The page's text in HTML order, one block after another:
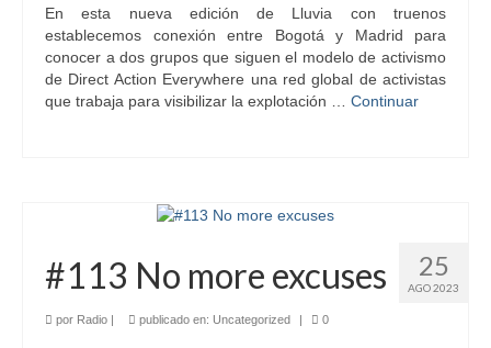
En esta nueva edición de Lluvia con truenos
establecemos conexión entre Bogotá y Madrid para
conocer a dos grupos que siguen el modelo de activismo
de Direct Action Everywhere una red global de activistas
que trabaja para visibilizar la explotación … Continuar
25
AGO 2023
#113 No more excuses
por Radio | publicado en: Uncategorized | 0